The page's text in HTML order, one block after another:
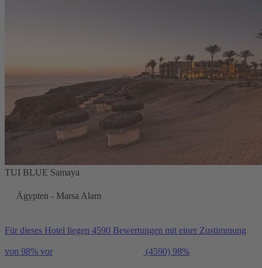
TUI BLUE Samaya
Ägypten - Marsa Alam
Für dieses Hotel liegen 4590 Bewertungen mit einer Zustimmung
von 98% vor (4590) 98%